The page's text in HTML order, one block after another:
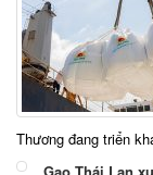
Thương đang triển